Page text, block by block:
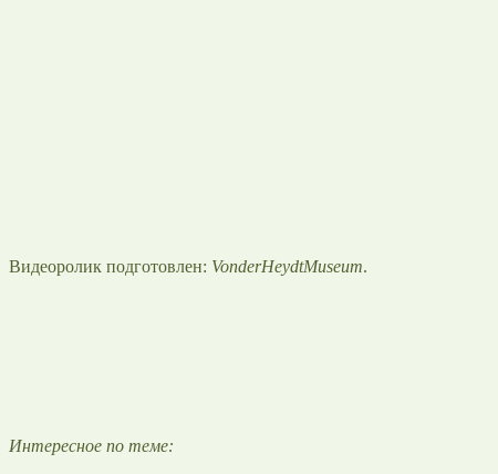
Видеоролик подготовлен: VonderHeydtMuseum.
Интересное по теме: